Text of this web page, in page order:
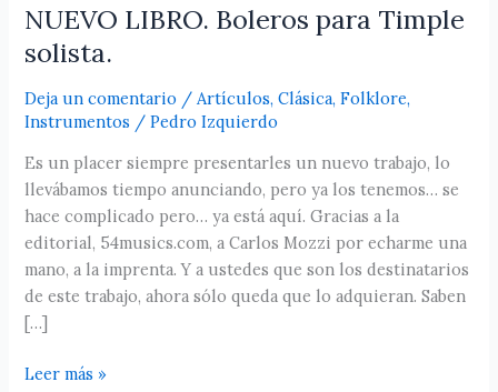
NUEVO LIBRO. Boleros para Timple
solista.
Deja un comentario /Artículos,Clásica,Folklore,
Instrumentos /Pedro Izquierdo
Es un placer siempre presentarles un nuevo trabajo, lo
llevábamos tiempo anunciando, pero ya los tenemos… se
hace complicado pero… ya está aquí. Gracias a la
editorial, 54musics.com, a Carlos Mozzi por echarme una
mano, a la imprenta. Y a ustedes que son los destinatarios
de este trabajo, ahora sólo queda que lo adquieran. Saben
[…]
Boleros
para
Timple
solista.
Leer más »